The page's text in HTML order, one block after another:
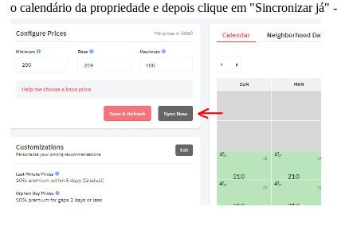
o calendário da propriedade e depois clique em "Sincronizar já" -